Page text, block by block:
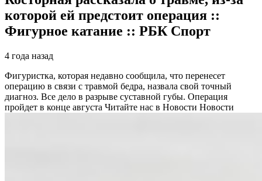
которой ей предстоит операция ::
Фигурное катание :: РБК Спорт
4 года назад
Фигуристка, которая недавно сообщила, что перенесет
операцию в связи с травмой бедра, назвала свой точный
диагноз. Все дело в разрыве суставной губы. Операция
пройдет в конце августа Читайте нас в Новости Новости